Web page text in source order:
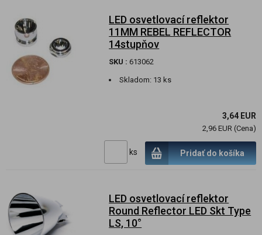
LED osvetlovací reflektor
11MM REBEL REFLECTOR
14stupňov
SKU : 613062
Skladom: 13 ks
3,64 EUR
2,96 EUR (Cena)
ks Pridať do košíka
LED osvetlovací reflektor
Round Reflector LED Skt Type
LS, 10°